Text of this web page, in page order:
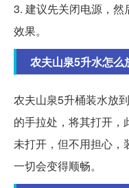
3. 建议先关闭电源，
效果。
农夫山泉5升水怎么
农夫山泉5升桶装水放
的手拉处，将其打开
未打开，但不用担心，
一切会变得顺畅。